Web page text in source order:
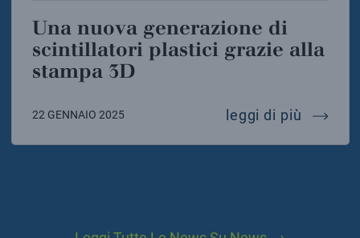
Una nuova generazione di
scintillatori plastici grazie alla
stampa 3D
22 GENNAIO 2025 leggi di più una